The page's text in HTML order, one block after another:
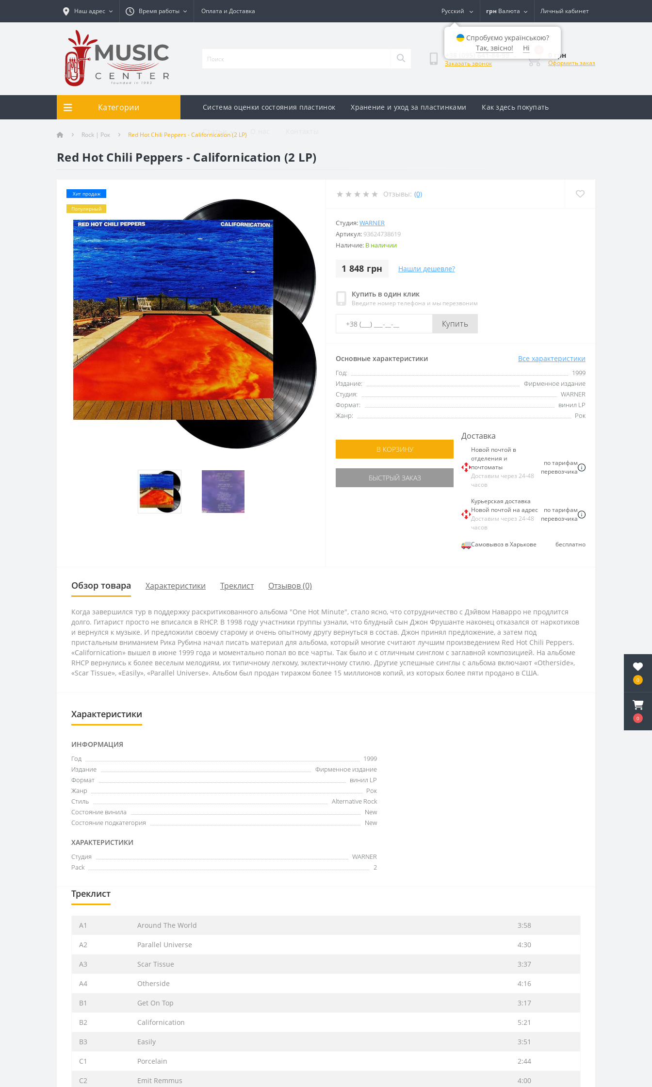
0
0
Наш адрес Время работы Оплата и Доставка Русский грн Валюта Личный кабинет
+38 (095) 641-84-99
Заказать звонок
0 грн
Оформить заказ
Категории Система оценки состояния пластинок Хранение и уход за пластинками Как здесь покупать
Статьи
Rock | Рок Red Hot Chili Peppers - Californication (2 LP)
Red Hot Chili Peppers - Californication (2 LP)
Хит продаж
Популярный
Отзывы: (0)
Студия:WARNER
Артикул: 93624738619
Наличие: В наличии
1 848 грн Нашли дешевле?
Купить в один клик
Введите номер телефона и мы перезвоним
Купить
Основные характеристики Все характеристики
Год:
1999
Издание:
Фирменное издание
Студия:
WARNER
Формат:
винил LP
Жанр:
Рок
В КОРЗИНУ
БЫСТРЫЙ ЗАКАЗ
Доставка
Новой почтой в
отделения и
почтоматы
Доставим через 24-48
часов
по тарифам
перевозчика
Курьерская доставка
Новой почтой на адрес
Доставим через 24-48
часов
по тарифам
перевозчика
Самовывоз в Харькове бесплатно
Обзор товара Характеристики Треклист Отзывов (0)
Когда завершился тур в поддержку раскритикованного альбома "One Hot Minute", стало ясно, что сотрудничество с Дэйвом Наварро не продлится
долго. Гитарист просто не вписался в RHCP. В 1998 году участники группы узнали, что блудный сын Джон Фрушанте наконец отказался от наркотиков
и вернулся к музыке. И предложили своему старому и очень опытному другу вернуться в состав. Джон принял предложение, а затем под
пристальным вниманием Рика Рубина начал писать материал для альбома, который многие считают лучшим произведением Red Hot Chili Peppers.
«Californication» вышел в июне 1999 года и моментально попал во все чарты. Так было и с отличным синглом с заглавной композицией. На альбоме
RHCP вернулись к более веселым мелодиям, их типичному легкому, эклектичному стилю. Другие успешные синглы с альбома включают «Otherside»,
«Scar Tissue», «Easily», «Parallel Universe». Альбом был продан тиражом более 15 миллионов копий, из которых более пяти продано в США.
Характеристики
ИНФОРМАЦИЯ
Год
1999
Издание
Фирменное издание
Формат
винил LP
Жанр
Рок
Стиль
Alternative Rock
Состояние винила
New
Состояние подкатегория
New
ХАРАКТЕРИСТИКИ
Студия
WARNER
Pack
2
Треклист
A1 Around The World 3:58
A2 Parallel Universe 4:30
A3 Scar Tissue 3:37
A4 Otherside 4:16
B1 Get On Top 3:17
B2 Californication 5:21
B3 Easily 3:51
C1 Porcelain 2:44
C2 Emit Remmus 4:00
Спробуємо українською?
Так, звісно!
Ні